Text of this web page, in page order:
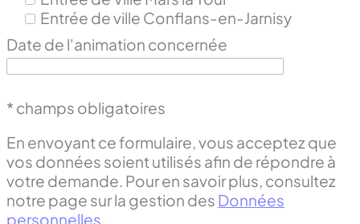
Entrée de ville Conflans-en-Jarnisy
Date de l'animation concernée
* champs obligatoires
En envoyant ce formulaire, vous acceptez que
vos données soient utilisés afin de répondre à
votre demande. Pour en savoir plus, consultez
notre page sur la gestion des Données
personnelles.